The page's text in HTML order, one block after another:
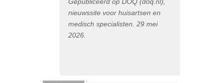
nieuwssite voor huisartsen en
medisch specialisten. 29 mei
2026.